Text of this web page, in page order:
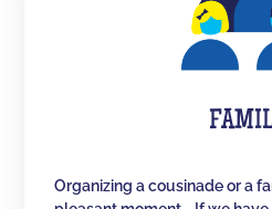
Organizing a cousinade or a